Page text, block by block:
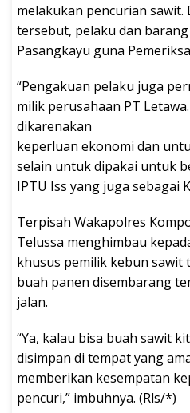
melakukan pencurian sawit.
tersebut, pelaku dan
Pasangkayu guna
“Pengakuan pelaku juga
milik perusahaan PT
dikarenakan
keperluan ekonomi dan
selain untuk dipakai untuk
IPTU Iss yang juga sebagai
Terpisah Wakapolres
Telussa menghimbau
khusus pemilik kebun sawit
buah panen disembarang
jalan.
“Ya, kalau bisa buah sawit
disimpan di tempat yang
memberikan kesempatan
pencuri,” imbuhnya. (Rls/*)